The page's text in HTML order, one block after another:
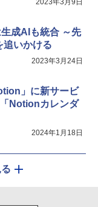
成AIも統合 ～先
いかける
2023年3月24日
」に新サービ
Notionカレンダ
2024年1月18日